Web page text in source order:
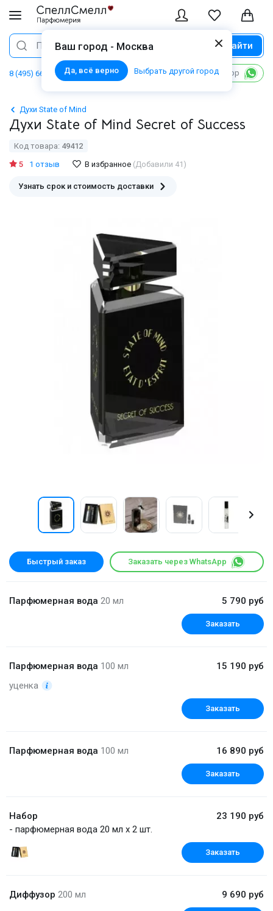
Ваш город - Москва
Да, всё верно Выбрать другой город
Поиск Найти
8 (495) 668 06 02 Написать в WhatsApp
Духи State of Mind
Духи State of Mind Secret of Success
Код товара: 49412
5
1 отзыв В избранное (Добавили 41)
Узнать срок и стоимость доставки
Быстрый заказ Заказать через WhatsApp
Парфюмерная вода 20 мл 5 790 руб
Заказать
Парфюмерная вода 100 мл
уценка
15 190 руб
Заказать
Парфюмерная вода 100 мл 16 890 руб
Заказать
Набор
- парфюмерная вода 20 мл x 2 шт.
23 190 руб
Заказать
Диффузор 200 мл 9 690 руб